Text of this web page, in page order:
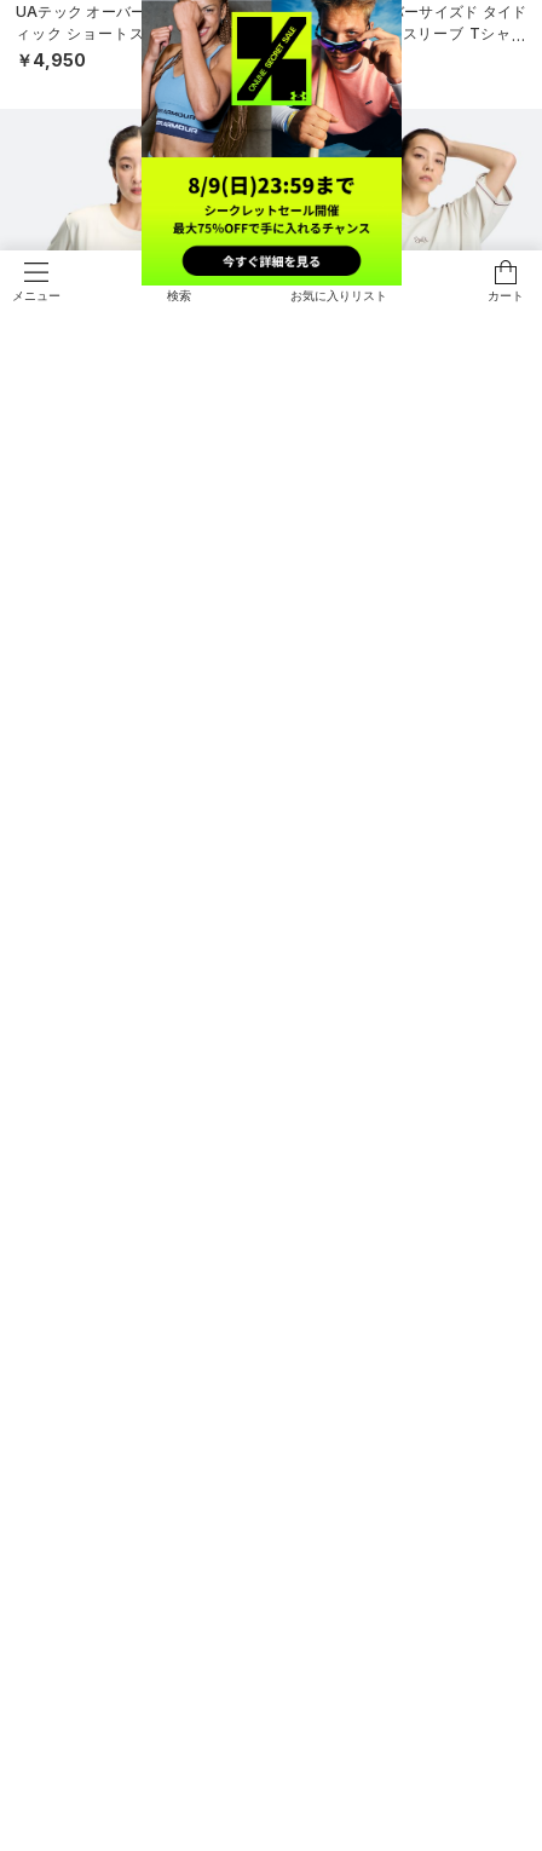
メニュー 検索 お気に入りリスト カート
UAテック オーバーサイズド グラフ
ィック ショートスリーブ Tシャツ
（トレーニング/WOMEN）
￥4,950
UAテック オーバーサイズド タイド
アップ ショートスリーブ Tシャツ
（トレーニング/WOMEN）
￥4,950